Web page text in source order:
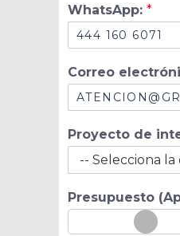
d
F
e
c
a
WhatsApp: *
Correo
Proyecto de
Presupuesto